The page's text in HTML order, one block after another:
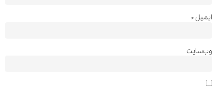
ایمیل*
وب‌سایت